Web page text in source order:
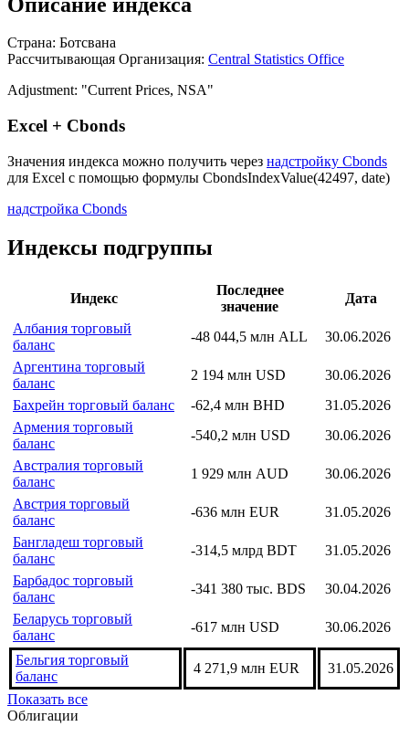
Страна: Ботсвана
Рассчитывающая Организация: Central Statistics Office
Adjustment: "Current Prices, NSA"
Excel + Cbonds
Значения индекса можно получить через надстройку Cbonds
для Excel с помощью формулы CbondsIndexValue(42497, date)
надстройка Cbonds
Индексы подгруппы
Индекс
Последнее
значение
Дата
Албания торговый
баланс
-48 044,5 млн ALL
30.06.2026
Аргентина торговый
баланс
2 194 млн USD
30.06.2026
Бахрейн торговый баланс
-62,4 млн BHD
31.05.2026
Армения торговый
баланс
-540,2 млн USD
30.06.2026
Австралия торговый
баланс
1 929 млн AUD
30.06.2026
Австрия торговый
баланс
-636 млн EUR
31.05.2026
Бангладеш торговый
баланс
-314,5 млрд BDT
31.05.2026
Барбадос торговый
баланс
-341 380 тыс. BDS
30.04.2026
Беларусь торговый
баланс
-617 млн USD 30.06.2026
Бельгия торговый
баланс
4 271,9 млн EUR
31.05.2026
Показать все
Облигации